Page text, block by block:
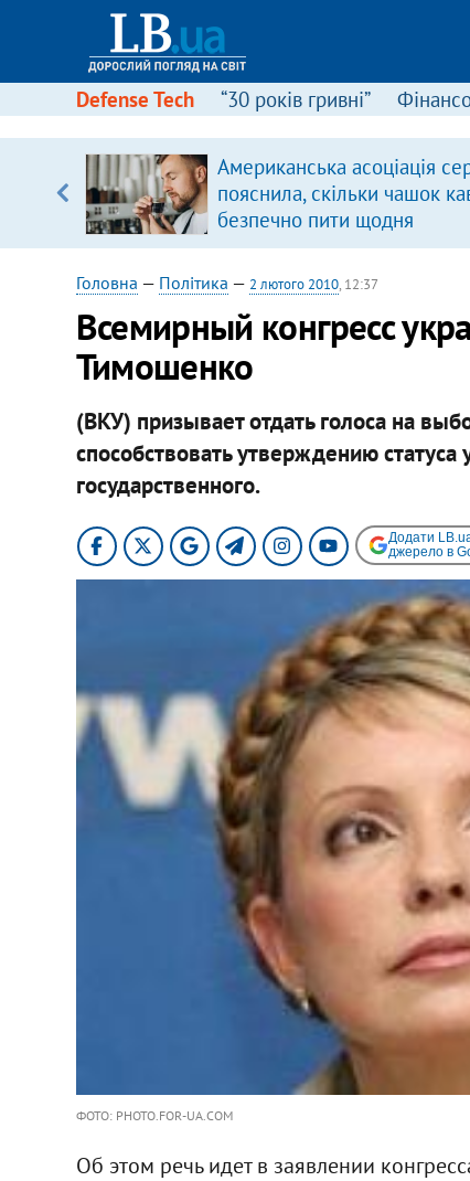
Defense Tech “30 років гривні”
Американська асоціація
пояснила, скільки чашок
безпечно пити щодня
Головна — Політика — 2 лютого 2010, 12:37
Всемирный конгресс
Тимошенко
(ВКУ) призывает отдать голоса на
способствовать утверждению
государственного.
Додати
джерело в
ФОТО: PHOTO.FOR-UA.COM
Об этом речь идет в заявлении